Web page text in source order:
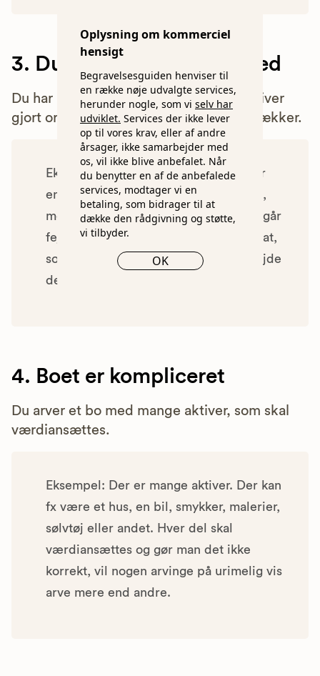
Oplysning om kommerciel
hensigt
Begravelsesguiden henviser til
en række nøje udvalgte services,
herunder nogle, som vi selv har
udviklet. Services der ikke lever
op til vores krav, eller af andre
årsager, ikke samarbejder med
os, vil ikke blive anbefalet. Når
du benytter en af de anbefalede
services, modtager vi en
betaling, som bidrager til at
dække den rådgivning og støtte,
vi tilbyder.
OK
3. Du har brug for sikkerhed
Du har brug for en garanti for at boet bliver
gjort ordenligt op, og at en forsikring dækker.
Eksempel: Der er flere arvinge som er
enige om hvordan arven skal fordeles,
men fordi I hæfter solidarisk hvis I begår
fejl, er det bedre at benytte en advokat,
som kan holdes ansvarlig for det arbejde
der udføres.
4. Boet er kompliceret
Du arver et bo med mange aktiver, som skal
værdiansættes.
Eksempel: Der er mange aktiver. Der kan
fx være et hus, en bil, smykker, malerier,
sølvtøj eller andet. Hver del skal
værdiansættes og gør man det ikke
korrekt, vil nogen arvinge på urimelig vis
arve mere end andre.